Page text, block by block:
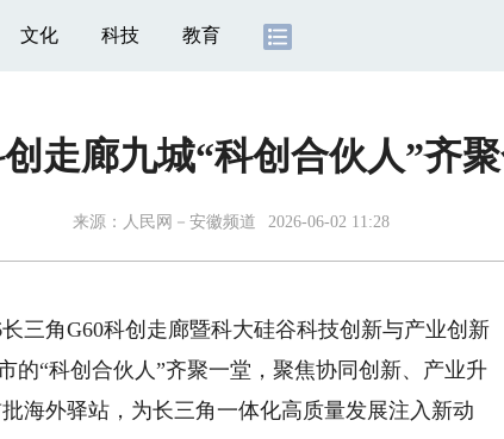
文化 科技 教育
走廊九城“科创合伙人”齐
来源： 人民网－安徽频道 2026-06-02 11:28
角G60科创走廊暨科大硅谷科技创新与产业创新
的“科创合伙人”齐聚一堂，聚焦协同创新、产业升
海外驿站，为长三角一体化高质量发展注入新动